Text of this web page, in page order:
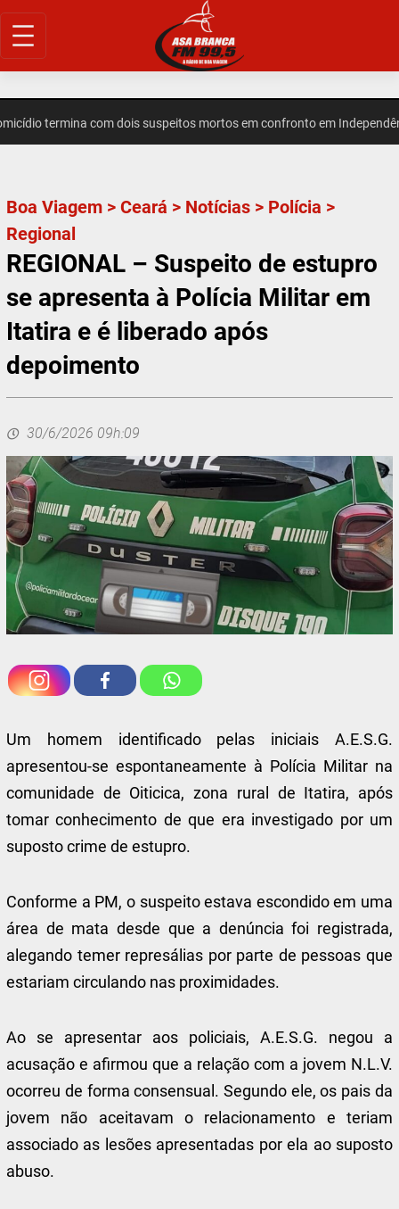
Pular
para
termina com dois suspeitos mortos em confronto em Independência
Boa Viagem >Ceará > Notícias > Polícia >
Regional
REGIONAL – Suspeito de estupro
se apresenta à Polícia Militar em
Itatira e é liberado após
depoimento
30/6/2026 09h:09
Um homem identificado pelas iniciais A.E.S.G.
apresentou-se espontaneamente à Polícia Militar na
comunidade de Oiticica, zona rural de Itatira, após
tomar conhecimento de que era investigado por um
suposto crime de estupro.
Conforme a PM, o suspeito estava escondido em uma
área de mata desde que a denúncia foi registrada,
alegando temer represálias por parte de pessoas que
estariam circulando nas proximidades.
Ao se apresentar aos policiais, A.E.S.G. negou a
acusação e afirmou que a relação com a jovem N.L.V.
ocorreu de forma consensual. Segundo ele, os pais da
jovem não aceitavam o relacionamento e teriam
associado as lesões apresentadas por ela ao suposto
abuso.